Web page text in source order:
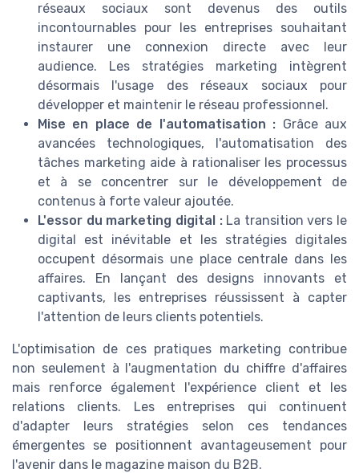
réseaux sociaux sont devenus des outils
incontournables pour les entreprises souhaitant
instaurer une connexion directe avec leur
audience. Les stratégies marketing intègrent
désormais l'usage des réseaux sociaux pour
développer et maintenir le réseau professionnel.
Mise en place de l'automatisation : Grâce aux
avancées technologiques, l'automatisation des
tâches marketing aide à rationaliser les processus
et à se concentrer sur le développement de
contenus à forte valeur ajoutée.
L'essor du marketing digital :La transition vers le
digital est inévitable et les stratégies digitales
occupent désormais une place centrale dans les
affaires. En lançant des designs innovants et
captivants, les entreprises réussissent à capter
l'attention de leurs clients potentiels.
L'optimisation de ces pratiques marketing contribue
non seulement à l'augmentation du chiffre d'affaires
mais renforce également l'expérience client et les
relations clients. Les entreprises qui continuent
d'adapter leurs stratégies selon ces tendances
émergentes se positionnent avantageusement pour
l'avenir dans le magazine maison du B2B.